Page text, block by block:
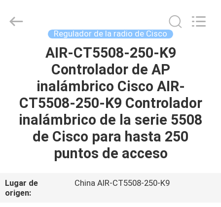
PRODUCTOS
SOBRE
NOSOTROS
Equipment
Regulador de la radio de Cisco
AIR-CT5508-250-K9
Controlador de AP
inalámbrico Cisco AIR-
CT5508-250-K9 Controlador
inalámbrico de la serie 5508
de Cisco para hasta 250
puntos de acceso
Lugar de
origen:
China AIR-CT5508-250-K9